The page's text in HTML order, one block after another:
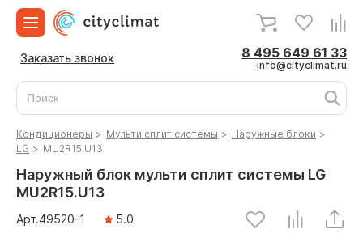
Заказать звонок 8 495 649 61 33
info@cityclimat.ru
Кондиционеры > Мульти сплит системы > Наружные блоки >
LG > MU2R15.U13
Наружный блок мульти сплит системы LG
MU2R15.U13
Арт.49520-1 5.0